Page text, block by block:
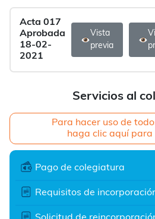
Servicios al
Para hacer uso de
haga clic aquí para
Pago de colegiatura
Requisitos de
Acta 017
Aprobada
18-02-
2021
Vista
previa